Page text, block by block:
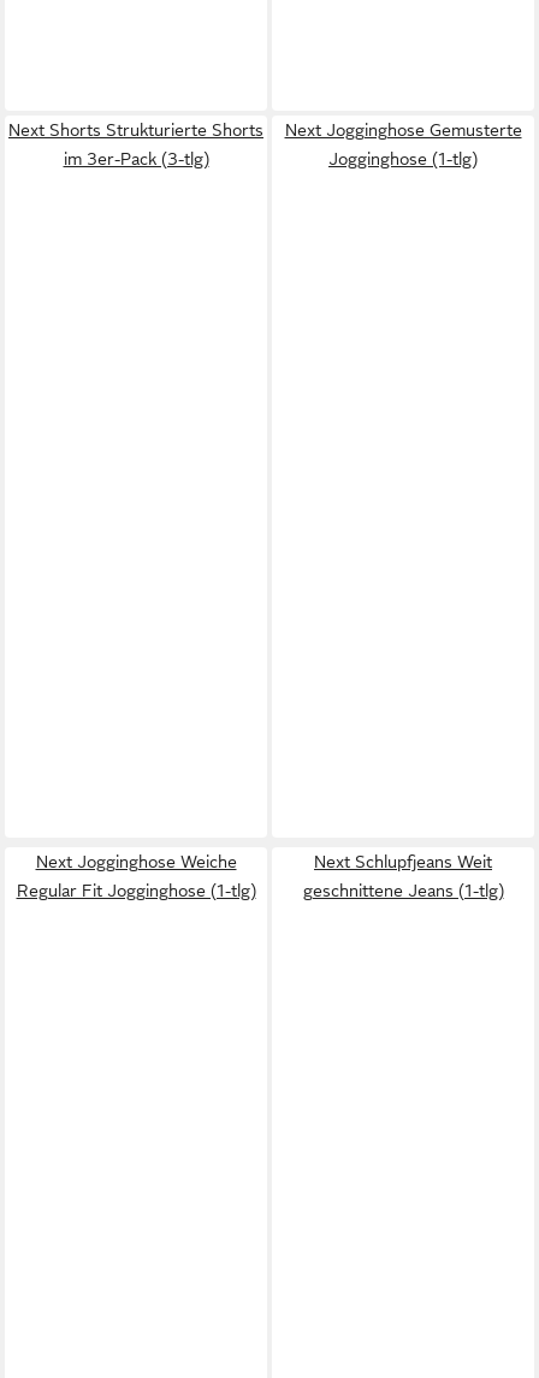
Next Shorts Strukturierte Shorts
im 3er-Pack (3-tlg)
Next Jogginghose Gemusterte
Jogginghose (1-tlg)
Next Jogginghose Weiche
Regular Fit Jogginghose (1-tlg)
Next Schlupfjeans Weit
geschnittene Jeans (1-tlg)